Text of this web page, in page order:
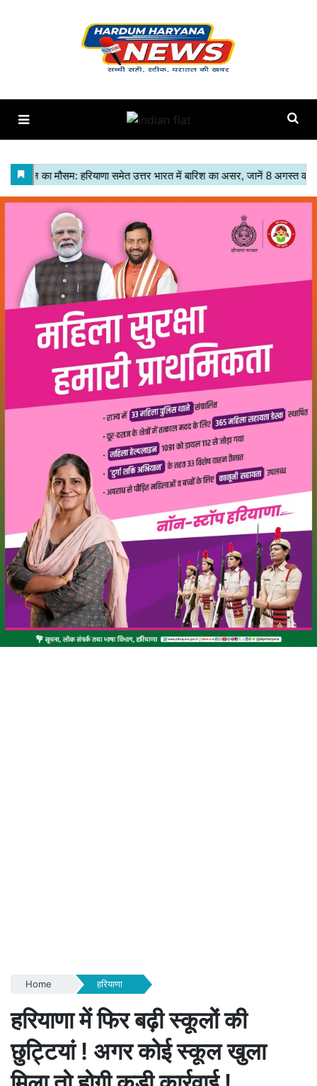
Home हरियाणा
हरियाणा में फिर बढ़ी स्कूलों की
छुट्टियां ! अगर कोई स्कूल खुला